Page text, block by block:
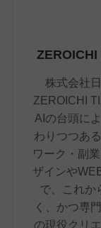
株式会社
ZEROICHI
AIの台頭に
わりつつあ
ワーク・副
ザインや
で、これか
く、かつ専
の現役クリ